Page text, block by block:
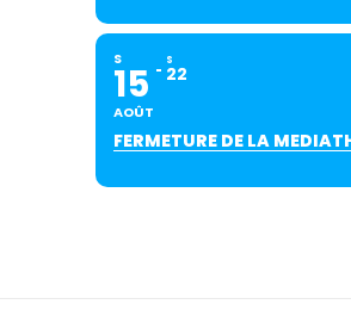
S
15
AOÛT
S
22
FERMETURE DE LA